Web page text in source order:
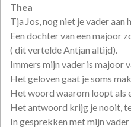
Thea
Tja Jos, nog niet je vader aan
Een dochter van een majoor
( dit vertelde Antjan altijd).
Immers mijn vader is majoor
Het geloven gaat je soms
Het woord waarom loopt als
Het antwoord krijg je nooit,
In gesprekken met mijn